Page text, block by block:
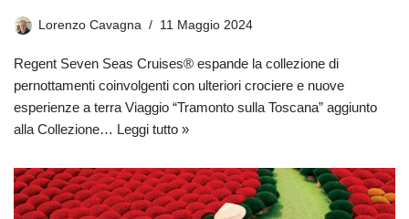
Lorenzo Cavagna 11 Maggio 2024
Regent Seven Seas Cruises® espande la collezione di
pernottamenti coinvolgenti con ulteriori crociere e nuove
esperienze a terra Viaggio “Tramonto sulla Toscana” aggiunto
alla Collezione… Leggi tutto »